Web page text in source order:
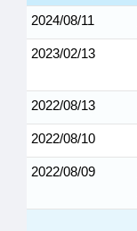
2024/08/11
2023/02/13
2022/08/13
2022/08/10
2022/08/09